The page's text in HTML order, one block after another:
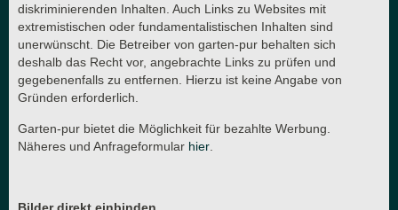
diskriminierenden Inhalten. Auch Links zu Websites mit
extremistischen oder fundamentalistischen Inhalten sind
unerwünscht. Die Betreiber von garten-pur behalten sich
deshalb das Recht vor, angebrachte Links zu prüfen und
gegebenenfalls zu entfernen. Hierzu ist keine Angabe von
Gründen erforderlich.
Garten-pur bietet die Möglichkeit für bezahlte Werbung.
Näheres und Anfrageformular hier
Bilder direkt einbinden